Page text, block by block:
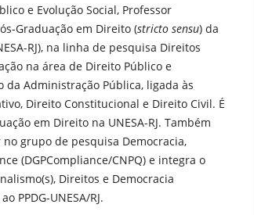
e Evolução Social, Professor
Graduação em Direito (stricto sensu) da
RJ), na linha de pesquisa Direitos
na área de Direito Público e
da Administração Pública, ligada às
Direito Constitucional e Direito Civil. É
em Direito na UNESA-RJ. Também
grupo de pesquisa Democracia,
(DGPCompliance/CNPQ) e integra o
Direitos e Democracia
PPDG-UNESA/RJ.